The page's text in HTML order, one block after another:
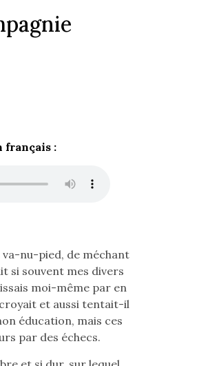
français :
nu-pied, de méchant
si souvent mes divers
moi-même par en
et aussi tentait-il
éducation, mais ces
par des échecs.